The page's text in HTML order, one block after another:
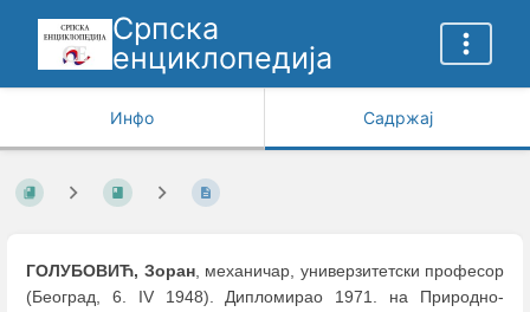
Српска
енциклопедија
Инфо Садржај
ГОЛУБОВИЋ, Зоран, механичар, универзитетски професор
(Београд, 6. IV 1948). Дипломирао 1971. на Природно-